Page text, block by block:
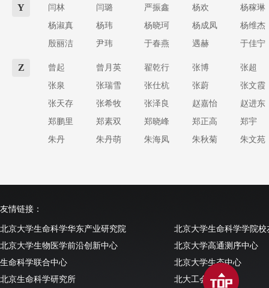
Y 闫林 闫璐 严振鑫 杨欢
杨稼琳
杨淑真
杨玮 杨晓珂 杨成凤
杨维杰
殷丽洁
尹玮 于春燕 遇赫 于佳宁
Z 曾起 曾月英 翟乾行 张博
张超
张泉
张瑞雪 张仕杭 张蔚
张文霞
张天存
张希牧 张泽良 赵嘉怡
赵进东
郑鹏里
郑素双 郑晓峰 郑正高
郑宇
朱丹
朱丹萌 朱海凤 朱秋菊 朱文苑
友情链接：
北京大学生命科学华东产业研究院
北京大学生命科学学院校
北京大学生物医学前沿创新中心
北京大学高通测序中心
生命科学联合中心
北京大学生态中心
北京生命科学研究所
北大工会